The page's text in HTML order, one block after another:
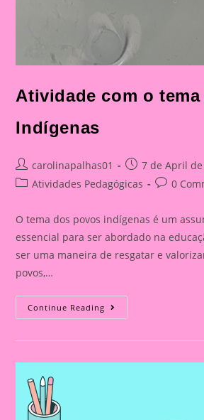
Atividade com o
Indígenas
Post
author:
carolinapalhas01
Post
published:
7 de April
PostAtividades Pedagógicas
Post0
O tema dos povos indígenas é um
essencial para ser abordado na
ser uma maneira de resgatar e
povos,…
Continue Reading Atividade
Com